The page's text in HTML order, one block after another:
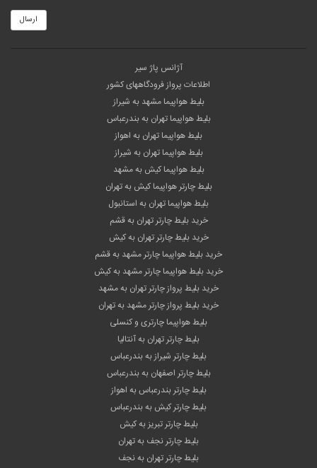
ارسال
آژانس پاژ سیر
اطلاعات پرواز فرودگاههای کشور
بلیط هواپیما مشهد به شیراز
بلیط هواپیما تهران به بندرعباس
بلیط هواپیما تهران به اهواز
بلیط هواپیما تهران به شیراز
بلیط هواپیما کیش به مشهد
بلیط چارتر هواپیما کیش به تهران
بلیط هواپیما تهران به استانبول
خرید بلیط چارتر تهران به قشم
خرید بلیط چارتر تهران به کیش
خرید بلیط هواپیما چارتر مشهد به قشم
خرید بلیط هواپیما چارتر مشهد به کیش
خرید بلیط پرواز چارتر تهران به مشهد
خرید بلیط پرواز چارتر مشهد به تهران
بلیط هواپیما چارتری و کنسلی
بلیط چارتر تهران به آنتالیا
بلیط چارتر شیراز به بندرعباس
بلیط چارتر اصفهان به بندرعباس
بلیط چارتر بندرعباس به اهواز
بلیط چارتر کیش به بندرعباس
بلیط چارتر تبریز به کیش
بلیط چارتر نجف به تهران
بلیط چارتر تهران به نجف